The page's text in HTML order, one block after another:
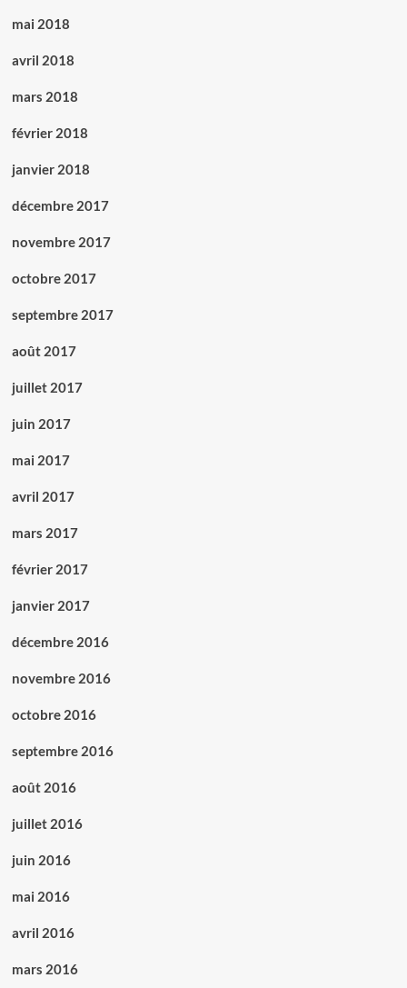
mai 2018
avril 2018
mars 2018
février 2018
janvier 2018
décembre 2017
novembre 2017
octobre 2017
septembre 2017
août 2017
juillet 2017
juin 2017
mai 2017
avril 2017
mars 2017
février 2017
janvier 2017
décembre 2016
novembre 2016
octobre 2016
septembre 2016
août 2016
juillet 2016
juin 2016
mai 2016
avril 2016
mars 2016